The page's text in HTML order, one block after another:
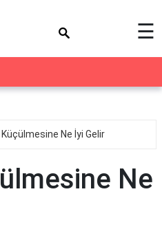
☰
Ne İyi Gelir
Ne